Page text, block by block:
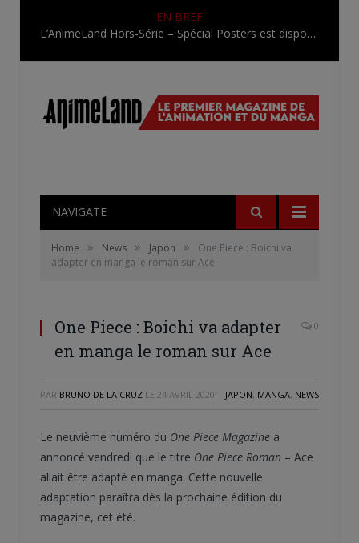
EN BREF
L’AnimeLand Hors-Série – Spécial Posters est disponible !
NAVIGATE
Home » News » Japon »
One Piece : Boichi va
adapter en manga le roman sur Ace
One Piece : Boichi va adapter
en manga le roman sur Ace
0
PAR BRUNO DE LA CRUZ LE 24 AVRIL 2020 JAPON, MANGA, NEWS
Le neuvième numéro du One Piece Magazine a
annoncé vendredi que le titre One Piece Roman – Ace
allait être adapté en manga. Cette nouvelle
adaptation paraîtra dès la prochaine édition du
magazine, cet été.